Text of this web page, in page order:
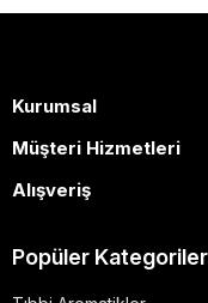
Kurumsal
Müşteri Hizmetleri
Alışveriş
Popüler Kategoriler